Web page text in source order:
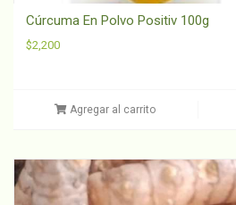
Cúrcuma En Polvo Positiv 100g
$2,200
Agregar al carrito